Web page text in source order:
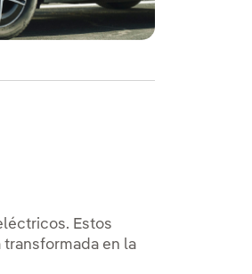
Estos
en la